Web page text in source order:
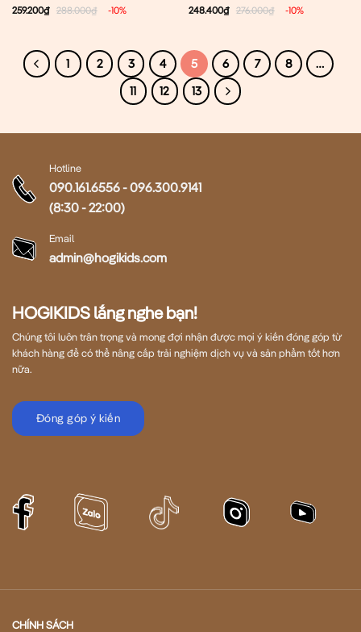
259.200₫ 288.000₫ -10% 248.400₫ 276.000₫ -10%
1 2 3 4 5 6 7 8
…
11
12 13
HOGIKIDS lắng nghe bạn!
Chúng tôi luôn trân trọng và mong đợi nhận được mọi ý kiến đóng góp từ
khách hàng để có thể nâng cấp trải nghiệm dịch vụ và sản phẩm tốt hơn
nữa.
Đóng góp ý kiến
Hotline
090.161.6556-096.300.9141
(8:30 - 22:00)
Email
admin@hogikids.com
CHÍNH SÁCH